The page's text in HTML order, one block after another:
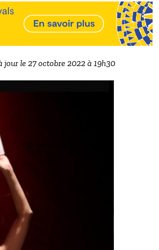
le 27 octobre 2022 à 19h30